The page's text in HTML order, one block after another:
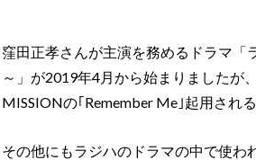
窪田正孝さんが主演を務めるドラマ
～」が2019年4月から始まりました
MISSIONの｢Remember Me｣起用され
その他にもラジハのドラマの中で使